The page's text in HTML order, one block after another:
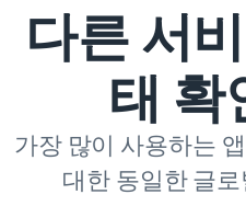
다른 서
태 확
가장 많이 사용하는
대한 동일한 글로